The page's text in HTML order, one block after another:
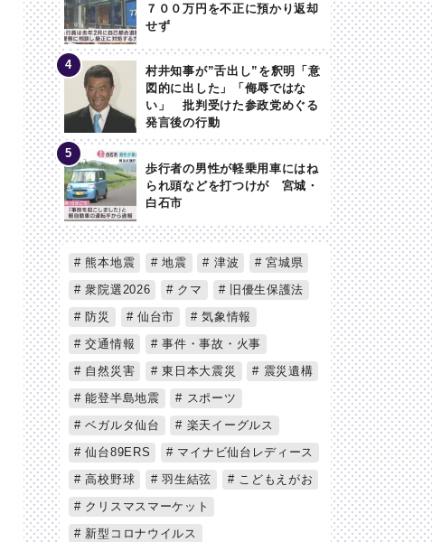
７００万円を不正に預かり返却
せず
村井知事が”舌出し”を釈明「意
図的に出した」「侮辱ではな
い」 批判受けた参政党めぐる
発言後の行動
歩行者の男性が軽乗用車にはね
られ頭などを打つけが 宮城・
白石市
熊本地震 地震 津波
宮城県
衆院選2026
クマ
旧優生保護法
防災
仙台市
気象情報
交通情報
事件・事故・火事
自然災害
東日本大震災
震災遺構
能登半島地震
スポーツ
ベガルタ仙台
楽天イーグルス
仙台89ERS
マイナビ仙台レディース
高校野球
羽生結弦
こどもえがお
クリスマスマーケット
新型コロナウイルス